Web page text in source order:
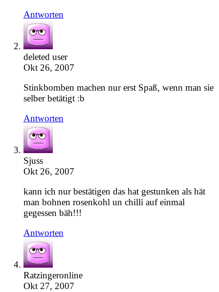
Antworten
deleted user
Okt 26, 2007
Stinkbomben machen nur erst Spaß, wenn man sie
selber betätigt :b
Antworten
Sjuss
Okt 26, 2007
kann ich nur bestätigen das hat gestunken als hät
man bohnen rosenkohl un chilli auf einmal
gegessen bäh!!!
Antworten
Ratzingeronline
Okt 27, 2007